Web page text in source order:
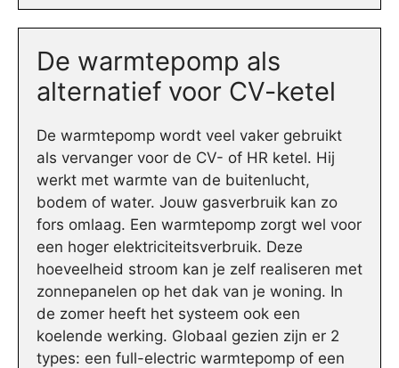
De warmtepomp als
alternatief voor CV-ketel
De warmtepomp wordt veel vaker gebruikt
als vervanger voor de CV- of HR ketel. Hij
werkt met warmte van de buitenlucht,
bodem of water. Jouw gasverbruik kan zo
fors omlaag. Een warmtepomp zorgt wel voor
een hoger elektriciteitsverbruik. Deze
hoeveelheid stroom kan je zelf realiseren met
zonnepanelen op het dak van je woning. In
de zomer heeft het systeem ook een
koelende werking. Globaal gezien zijn er 2
types: een full-electric warmtepomp of een